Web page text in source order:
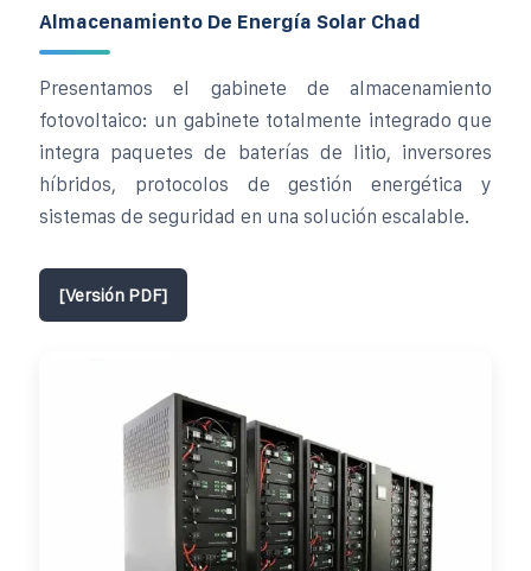
Almacenamiento De Energía Solar Chad
Presentamos el gabinete de almacenamiento
fotovoltaico: un gabinete totalmente integrado que
integra paquetes de baterías de litio, inversores
híbridos, protocolos de gestión energética y
sistemas de seguridad en una solución escalable.
[Versión PDF]